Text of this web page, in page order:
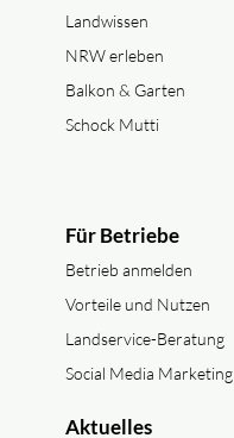
Landwissen
NRW erleben
Balkon & Garten
Schock Mutti
Für Betriebe
Betrieb anmelden
Vorteile und Nutzen
Landservice-Beratung
Social Media Marketing
Aktuelles